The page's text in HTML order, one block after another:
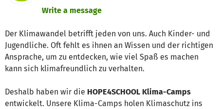
Write a message
Der Klimawandel betrifft jeden von uns. Auch Kinder- und
Jugendliche. Oft fehlt es ihnen an Wissen und der richtigen
Ansprache, um zu entdecken, wie viel Spaß es machen
kann sich klimafreundlich zu verhalten.
Deshalb haben wir die HOPE4SCHOOL Klima-Camps
entwickelt. Unsere Klima-Camps holen Klimaschutz ins